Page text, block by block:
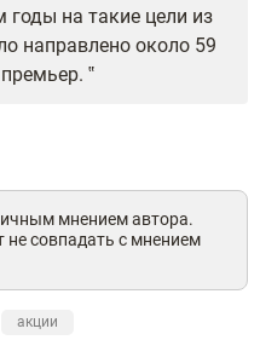
годы на такие цели из
направлено около 59
мнением автора.
совпадать с мнением
акции